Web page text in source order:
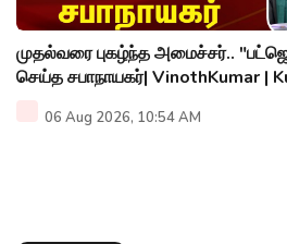
முதல்வரை புகழ்ந்த அமைச்சர்..
செய்த சபாநாயகர்| VinothKumar |
06 Aug 2026, 10:54 AM